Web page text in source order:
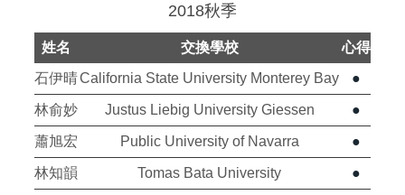
2018秋季
姓名 交換學校
心得
石伊晴California State University Monterey Bay ●
林俞妙 Justus Liebig University Giessen ●
蕭旭宏 Public University of Navarra ●
林知韻 Tomas Bata University ●